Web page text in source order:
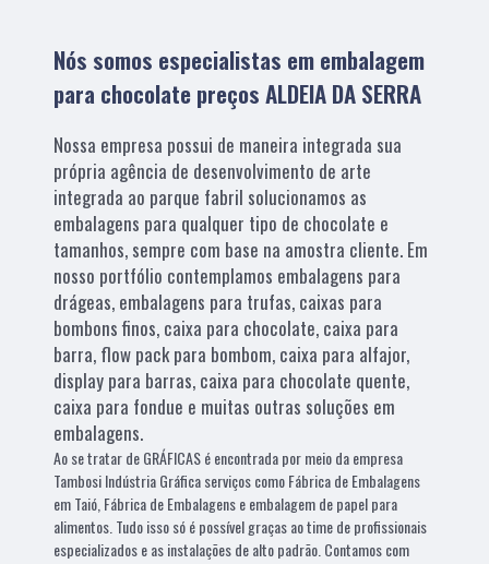
Nós somos especialistas em embalagem
para chocolate preços ALDEIA DA SERRA
Nossa empresa possui de maneira integrada sua
própria agência de desenvolvimento de arte
integrada ao parque fabril solucionamos as
embalagens para qualquer tipo de chocolate e
tamanhos, sempre com base na amostra cliente. Em
nosso portfólio contemplamos embalagens para
drágeas, embalagens para trufas, caixas para
bombons finos, caixa para chocolate, caixa para
barra, flow pack para bombom, caixa para alfajor,
display para barras, caixa para chocolate quente,
caixa para fondue e muitas outras soluções em
embalagens.
Ao se tratar de GRÁFICAS é encontrada por meio da empresa
Tambosi Indústria Gráfica serviços como Fábrica de Embalagens
em Taió, Fábrica de Embalagens e embalagem de papel para
alimentos. Tudo isso só é possível graças ao time de profissionais
especializados e as instalações de alto padrão. Contamos com